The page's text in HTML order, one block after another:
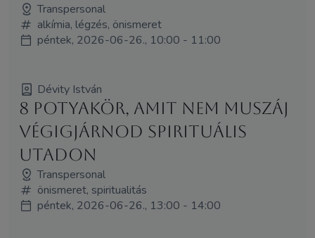
Transpersonal
alkímia, légzés, önismeret
péntek, 2026-06-26., 10:00 - 11:00
Dévity István
8 potyakör, amit nem muszáj
végigjárnod spirituális
utadon
Transpersonal
önismeret, spiritualitás
péntek, 2026-06-26., 13:00 - 14:00